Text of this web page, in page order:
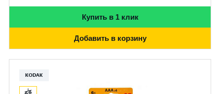
Купить в 1 клик
Добавить в корзину
KODAK